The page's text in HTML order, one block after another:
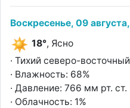
Воскресенье, 09
18°, Ясно
· Тихий северо-
· Влажность: 68%
· Давление: 766 мм рт. ст.
· Облачность: 1%